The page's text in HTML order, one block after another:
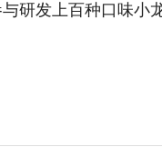
研发上百种口味小